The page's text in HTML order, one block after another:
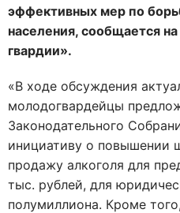
эффективных мер по
населения, сообщается
гвардии».
«В ходе обсуждения
молодогвардейцы
Законодательного
инициативу о повышении
продажу алкоголя для
тыс. рублей, для
полумиллиона. Кроме